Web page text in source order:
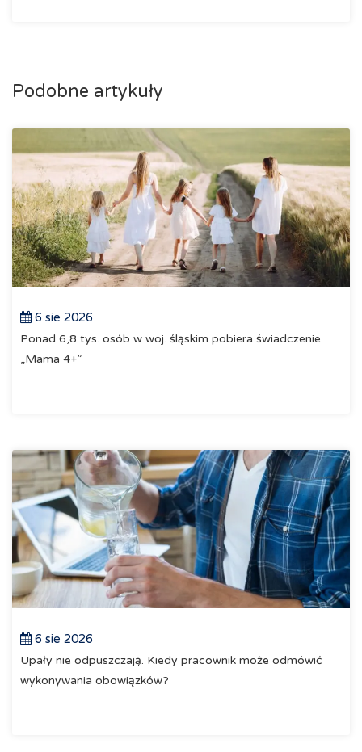
Podobne artykuły
6 sie 2026
Ponad 6,8 tys. osób w woj. śląskim pobiera świadczenie
„Mama 4+”
6 sie 2026
Upały nie odpuszczają. Kiedy pracownik może odmówić
wykonywania obowiązków?